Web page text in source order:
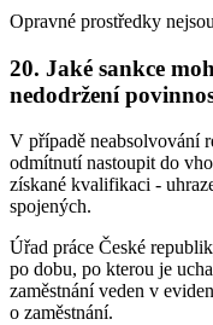
Opravné prostředky
20. Jaké sankce
nedodržení
V případě neabsolvování
odmítnutí nastoupit do
získané kvalifikaci -
spojených.
Úřad práce České
po dobu, po kterou je
zaměstnání veden v
o zaměstnání.